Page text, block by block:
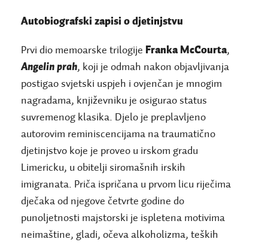
Autobiografski zapisi o djetinjstvu
Prvi dio memoarske trilogije Franka McCourta,
Angelin prah, koji je odmah nakon objavljivanja
postigao svjetski uspjeh i ovjenčan je mnogim
nagradama, književniku je osigurao status
suvremenog klasika. Djelo je preplavljeno
autorovim reminiscencijama na traumatično
djetinjstvo koje je proveo u irskom gradu
Limericku, u obitelji siromašnih irskih
imigranata. Priča ispričana u prvom licu riječima
dječaka od njegove četvrte godine do
punoljetnosti majstorski je ispletena motivima
neimaštine, gladi, očeva alkoholizma, teških